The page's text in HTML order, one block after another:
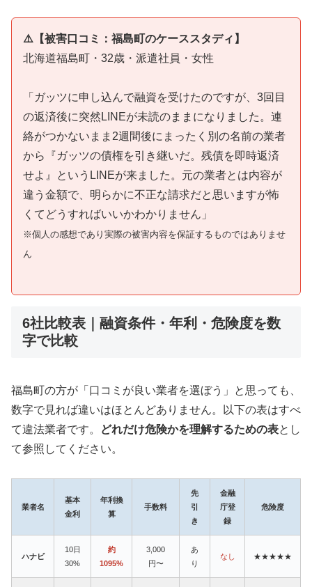
⚠️【被害口コミ：福島町のケーススタディ】
北海道福島町・32歳・派遣社員・女性
「ガッツに申し込んで融資を受けたのですが、3回目
の返済後に突然LINEが未読のままになりました。連
絡がつかないまま2週間後にまったく別の名前の業者
から『ガッツの債権を引き継いだ。残債を即時返済
せよ』というLINEが来ました。元の業者とは内容が
違う金額で、明らかに不正な請求だと思いますが怖
くてどうすればいいかわかりません」
※個人の感想であり実際の被害内容を保証するものではありませ
ん
6社比較表｜融資条件・年利・危険度を数
字で比較
福島町の方が「口コミが良い業者を選ぼう」と思っても、
数字で見れば違いはほとんどありません。以下の表はすべ
て違法業者です。
どれだけ危険かを理解するための表とし
て参照してください。
業者名
基本
金利
年利換
算
手数料
先
引
き
金融
庁登
録
危険度
ハナビ
10日
30%
約
1095%
3,000
円〜
あ
り
なし ★★★★★